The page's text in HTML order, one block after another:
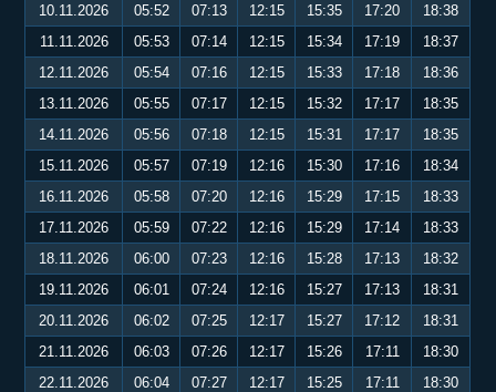
10.11.2026
05:52 07:13 12:15 15:35 17:20
18:38
11.11.2026
05:53 07:14 12:15 15:34 17:19
18:37
12.11.2026
05:54 07:16 12:15 15:33 17:18
18:36
13.11.2026
05:55 07:17 12:15 15:32 17:17
18:35
14.11.2026
05:56 07:18 12:15 15:31 17:17
18:35
15.11.2026
05:57 07:19 12:16 15:30 17:16
18:34
16.11.2026
05:58 07:20 12:16 15:29 17:15
18:33
17.11.2026
05:59 07:22 12:16 15:29 17:14
18:33
18.11.2026
06:00 07:23 12:16 15:28 17:13
18:32
19.11.2026
06:01 07:24 12:16 15:27 17:13
18:31
20.11.2026
06:02 07:25 12:17 15:27 17:12
18:31
21.11.2026
06:03 07:26 12:17 15:26 17:11
18:30
22.11.2026
06:04 07:27 12:17 15:25 17:11
18:30